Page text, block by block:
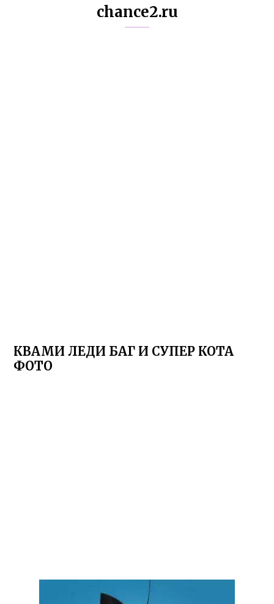
chance2.ru
КВАМИ ЛЕДИ БАГ И СУПЕР КОТА
ФОТО